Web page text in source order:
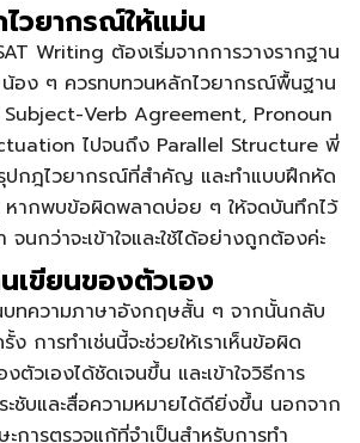
วยากรณ์ให้แม่น
Writing ต้องเริ่มจากการวางรากฐาน
น้อง ๆ ควรทบทวนหลักไวยากรณ์พื้นฐาน
Verb Agreement, Pronoun
ไปจนถึง Parallel Structure พี่
รุปกฎไวยากรณ์ที่สำคัญ และทำแบบฝึกหัด
หากพบข้อผิดพลาดบ่อย ๆ ให้จดบันทึกไว้
นกว่าจะเข้าใจและใช้ได้อย่างถูกต้องค่ะ
เขียนของตัวเอง
ทความภาษาอังกฤษสั้น ๆ จากนั้นกลับ
ง การทำเช่นนี้จะช่วยให้เราเห็นข้อผิด
ตัวเองได้ชัดเจนขึ้น และเข้าใจวิธีการ
ะชับและสื่อความหมายได้ดียิ่งขึ้น นอกจาก
การตรวจแก้ที่จำเป็นสำหรับการทำ